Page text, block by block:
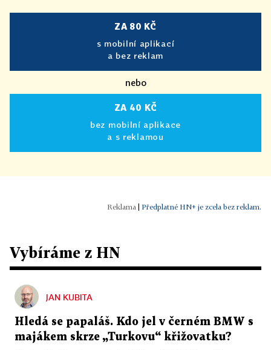
ZA 80 KČ
s mobilní aplikací
a bez reklam
nebo
ZA 40 KČ
bez mobilní aplikace
a s reklamou
Předplatné HN+ je zcela bez reklam.
Vybíráme z HN
JAN KUBITA
Hledá se papaláš. Kdo jel v černém BMW s
majákem skrze „Turkovu“ křižovatku?